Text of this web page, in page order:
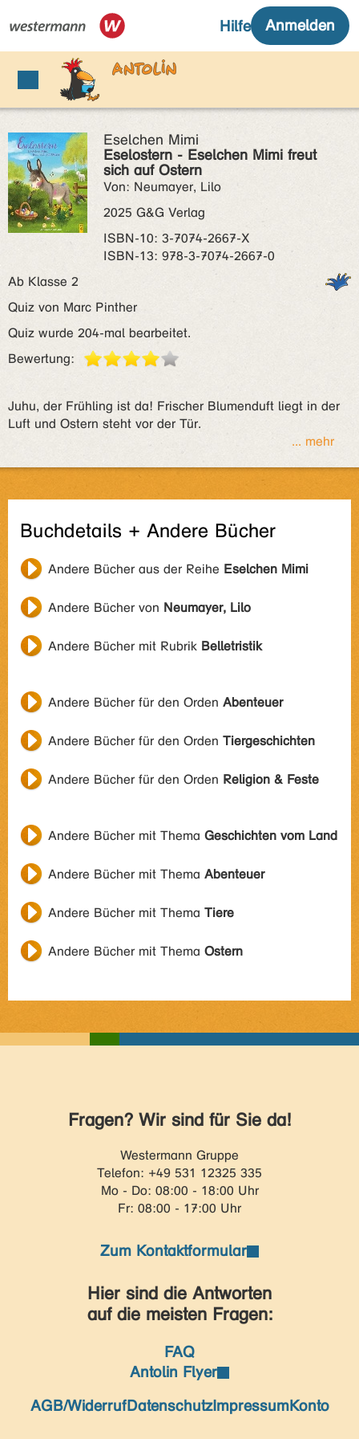
Eselchen Mimi
Eselostern - Eselchen Mimi freut
sich auf Ostern
Von: Neumayer, Lilo
2025 G&G Verlag
ISBN‑10: 3-7074-2667-X
ISBN‑13: 978-3-7074-2667-0
Ab Klasse 2
Quiz von Marc Pinther
Quiz wurde 204-mal bearbeitet.
Bewertung:
Juhu, der Frühling ist da! Frischer Blumenduft liegt in der
Luft und Ostern steht vor der Tür.
... mehr
Buchdetails + Andere Bücher
Andere Bücher aus der Reihe Eselchen Mimi
Andere Bücher von Neumayer, Lilo
Andere Bücher mit Rubrik Belletristik
Andere Bücher für den Orden Abenteuer
Andere Bücher für den Orden Tiergeschichten
Andere Bücher für den Orden Religion & Feste
Andere Bücher mit Thema Geschichten vom Land
Andere Bücher mit Thema Abenteuer
Andere Bücher mit Thema Tiere
Andere Bücher mit Thema Ostern